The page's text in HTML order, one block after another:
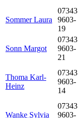
Sommer Laura
07343
9603-
19
Sonn Margot
07343
9603-
21
Thoma Karl-
Heinz
07343
9603-
14
Wanke Sylvia
07343
9603-